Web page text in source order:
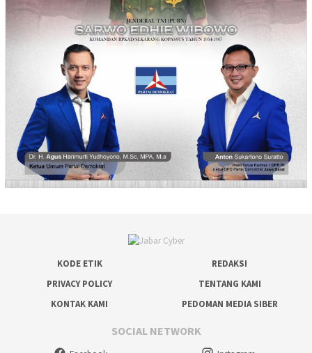
KODE ETIK
REDAKSI
PRIVACY POLICY
TENTANG KAMI
KONTAK KAMI
PEDOMAN MEDIA SIBER
SOCIAL NETWORK